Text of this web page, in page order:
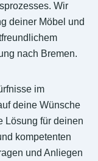
Wir
deiner Möbel und
nach Bremen.
im
deine Wünsche
Lösung für deinen
kompetenten
und Anliegen